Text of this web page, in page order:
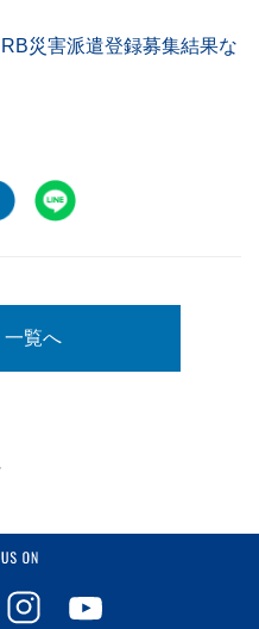
災害派遣登録募集結果な
一覧へ